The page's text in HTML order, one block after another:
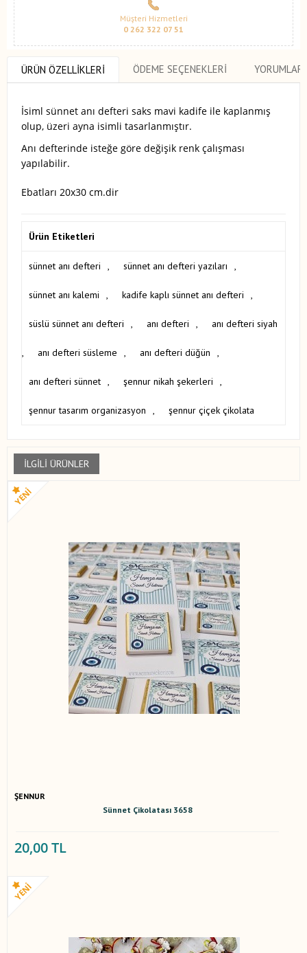
Müşteri Hizmetleri
0 262 322 07 51
ÜRÜN ÖZELLIKLERI ÖDEME SEÇENEKLERI YORUMLAR
İsiml sünnet anı defteri saks mavi kadife ile kaplanmış
olup, üzeri ayna isimli tasarlanmıştır.
Anı defterinde isteğe göre değişik renk çalışması
yapılabilir.
Ebatları 20x30 cm.dir
Ürün Etiketleri
sünnet anı defteri , sünnet anı defteri yazıları ,
sünnet anı kalemi , kadife kaplı sünnet anı defteri ,
süslü sünnet anı defteri , anı defteri , anı defteri siyah
, anı defteri süsleme , anı defteri düğün ,
anı defteri sünnet , şennur nikah şekerleri ,
şennur tasarım organizasyon , şennur çiçek çikolata
İLGILI ÜRÜNLER
ŞENNUR
Sünnet Çikolatası 3658
20,00 TL